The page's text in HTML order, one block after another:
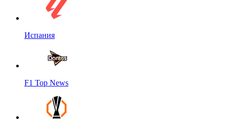
Испания
F1 Top News